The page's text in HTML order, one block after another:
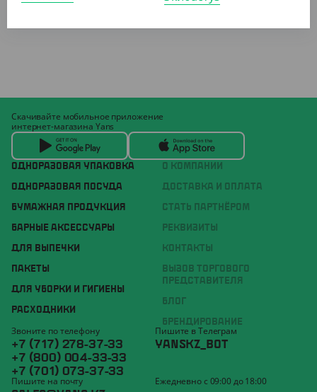
ОДНОРАЗОВАЯ УПАКОВКА
ОДНОРАЗОВАЯ ПОСУДА
БУМАЖНАЯ ПРОДУКЦИЯ
БАРНЫЕ АКСЕССУАРЫ
ДЛЯ ВЫПЕЧКИ
ПАКЕТЫ
ДЛЯ УБОРКИ И ГИГИЕНЫ
РАСХОДНИКИ
О КОМПАНИИ
ДОСТАВКА И ОПЛАТА
СТАТЬ ПАРТНЁРОМ
РЕКВИЗИТЫ
КОНТАКТЫ
ВЫЗОВ ТОРГОВОГО
ПРЕДСТАВИТЕЛЯ
БЛОГ
БРЕНДИРОВАНИЕ
Скачивайте мобильное приложение
интернет-магазина Yans
Звоните по телефону
+7 (717) 278-37-33
+7 (800) 004-33-33
+7 (701) 073-37-33
Пишите в Телеграм
YANSKZ_BOT
Пишите на почту Ежедневно с 09:00 до 18:00